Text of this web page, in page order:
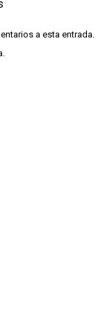
a esta entrada.